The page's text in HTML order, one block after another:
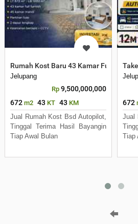
Rumah Kost Baru 43 Kamar Full
Jelupang
Rp 9,500,000,000
672 m2 43 KT 43 KM
Jual Rumah Kost Bsd Autopilot,
Tinggal Terima Hasil Bayangin
Tiap Awal Bulan
672
Jual
Tiap